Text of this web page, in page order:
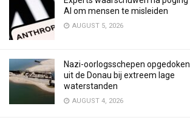
AI om mensen te misleiden
AUGUST 5, 2026
Nazi-oorlogsschepen opgedoken
uit de Donau bij extreem lage
waterstanden
AUGUST 4, 2026